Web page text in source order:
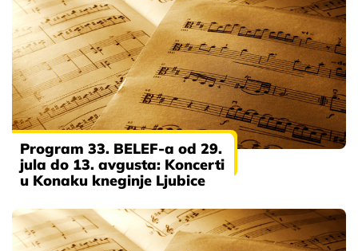
Program 33. BELEF-a od 29.
jula do 13. avgusta: Koncerti
u Konaku kneginje Ljubice